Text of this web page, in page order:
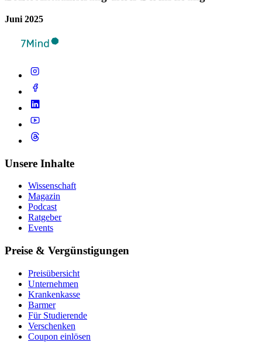
Juni 2025
Unsere Inhalte
Wissenschaft
Magazin
Podcast
Ratgeber
Events
Preise & Vergünstigungen
Preisübersicht
Unternehmen
Krankenkasse
Barmer
Für Studierende
Ver­schen­ken
Coupon einlösen